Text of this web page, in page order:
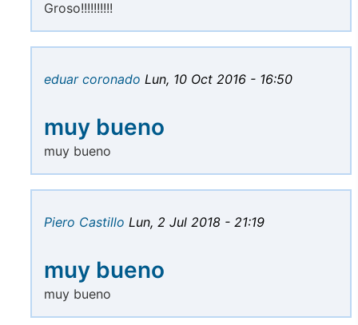
Groso!!!!!!!!!!
eduar coronado Lun, 10 Oct 2016 - 16:50
muy bueno
muy bueno
Piero Castillo Lun, 2 Jul 2018 - 21:19
muy bueno
muy bueno